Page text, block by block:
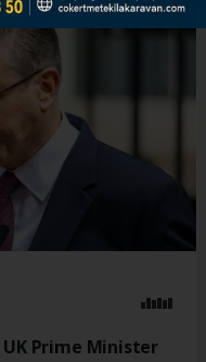
UK Prime Minister